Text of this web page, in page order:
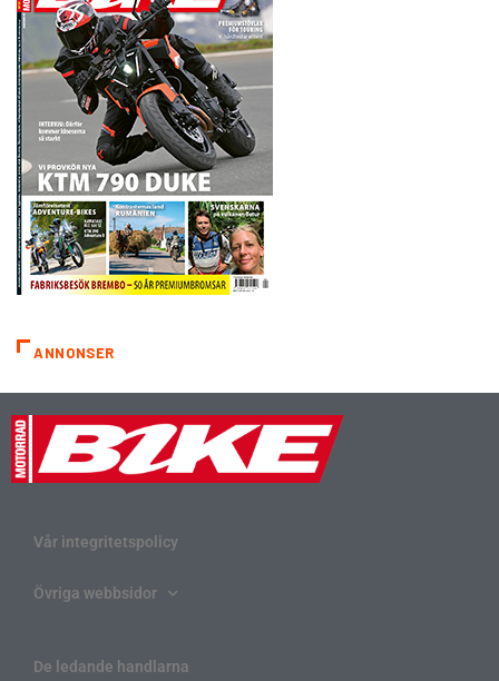
ANNONSER
Vår integritetspolicy
Övriga webbsidor
De ledande handlarna